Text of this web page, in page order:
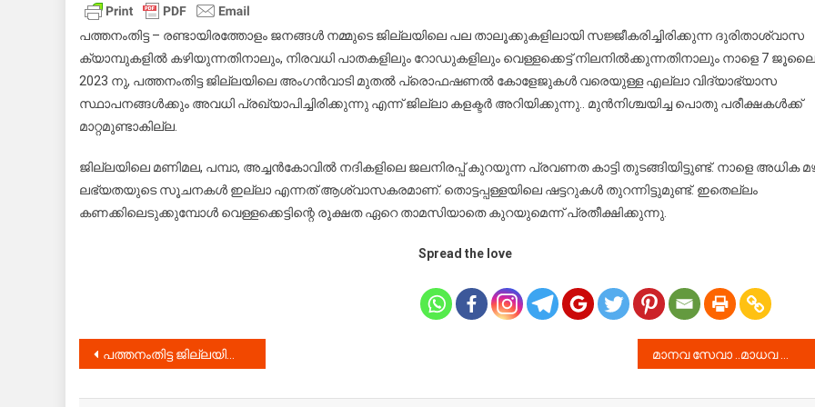
2023
നു
പത്തനംതിട്ടയിലെ
എല്ലാ
പത്തനംതിട്ട – രണ്ടായിരത്തോളം ജനങ്ങൾ നമ്മുടെ ജില്ലയിലെ പല താലൂക്കുകളിലായി സജ്ജീകരിച്ചിരിക്കുന്ന ദുരിതാശ്വാസ
ക്യാമ്പുകളിൽ കഴിയുന്നതിനാലും, നിരവധി പാതകളിലും റോഡുകളിലും വെള്ളക്കെട്ട് നിലനിൽക്കുന്നതിനാലും നാളെ 7 ജൂലൈ
2023 നു, പത്തനംതിട്ട ജില്ലയിലെ അംഗൻവാടി മുതൽ പ്രൊഫഷണൽ കോളേജുകൾ വരെയുള്ള എല്ലാ വിദ്യാഭ്യാസ
സ്ഥാപനങ്ങൾക്കും അവധി പ്രഖ്യാപിച്ചിരിക്കുന്നു എന്ന് ജില്ലാ കളക്ടർ അറിയിക്കുന്നു.. മുൻനിശ്ചയിച്ച പൊതു പരീക്ഷകൾക്ക്
മാറ്റമുണ്ടാകില്ല.
ജില്ലയിലെ മണിമല, പമ്പാ, അച്ചൻകോവിൽ നദികളിലെ ജലനിരപ്പ് കുറയുന്ന പ്രവണത കാട്ടി തുടങ്ങിയിട്ടുണ്ട്. നാളെ അധിക
ലഭ്യതയുടെ സൂചനകൾ ഇല്ലാ എന്നത് ആശ്വാസകരമാണ്. തൊട്ടപ്പള്ളയിലെ ഷട്ടറുകൾ തുറന്നിട്ടുമുണ്ട്. ഇതെല്ലം
കണക്കിലെടുക്കുമ്പോൾ വെള്ളക്കെട്ടിന്റെ രൂക്ഷത ഏറെ താമസിയാതെ കുറയുമെന്ന് പ്രതീക്ഷിക്കുന്നു.
Spread the love
Post
navigation
പത്തനംതിട്ട ജില്ലയിലെ 52 ക്യാമ്പുകളില്‍ 1616 പേര്‍; 1.78 കോടി രൂപയുടെ കൃഷി നാശം